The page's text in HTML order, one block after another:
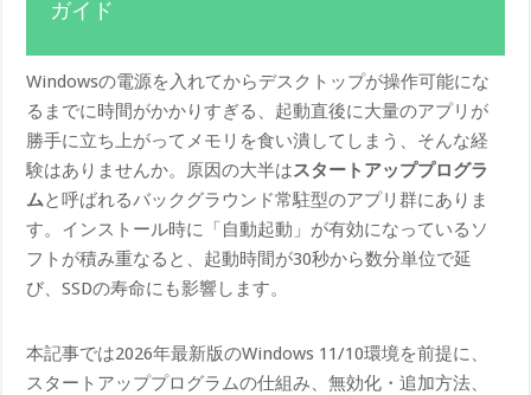
ガイド
Windowsの電源を入れてからデスクトップが操作可能にな
るまでに時間がかかりすぎる、起動直後に大量のアプリが
勝手に立ち上がってメモリを食い潰してしまう、そんな経
験はありませんか。原因の大半はスタートアッププログラ
ムと呼ばれるバックグラウンド常駐型のアプリ群にありま
す。インストール時に「自動起動」が有効になっているソ
フトが積み重なると、起動時間が30秒から数分単位で延
び、SSDの寿命にも影響します。
本記事では2026年最新版のWindows 11/10環境を前提に、
スタートアッププログラムの仕組み、無効化・追加方法、